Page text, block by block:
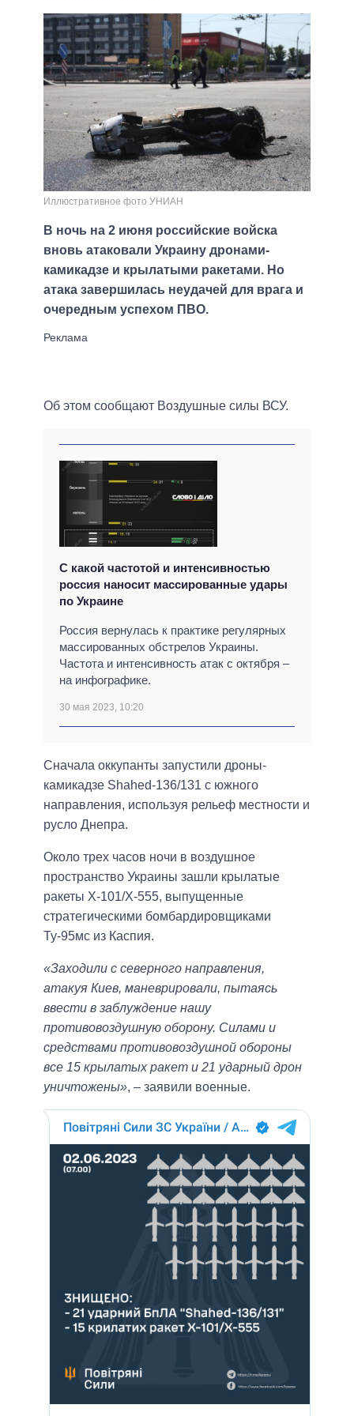
Иллюстративное фото УНИАН
В ночь на 2 июня российские войска
вновь атаковали Украину дронами-
камикадзе и крылатыми ракетами. Но
атака завершилась неудачей для врага и
очередным успехом ПВО.
Об этом сообщают Воздушные силы ВСУ.
С какой частотой и интенсивностью
россия наносит массированные удары
по Украине
Россия вернулась к практике регулярных
массированных обстрелов Украины.
Частота и интенсивность атак с октября –
на инфографике.
30 мая 2023, 10:20
Сначала оккупанты запустили дроны-
камикадзе Shahed-136/131 с южного
направления, используя рельеф местности и
русло Днепра.
Около трех часов ночи в воздушное
пространство Украины зашли крылатые
ракеты Х-101/Х-555, выпущенные
стратегическими бомбардировщиками
Ту-95мс из Каспия.
«Заходили с северного направления,
атакуя Киев, маневрировали, пытаясь
ввести в заблуждение нашу
противовоздушную оборону. Силами и
средствами противовоздушной обороны
все 15 крылатых ракет и 21 ударный дрон
уничтожены», – заявили военные.